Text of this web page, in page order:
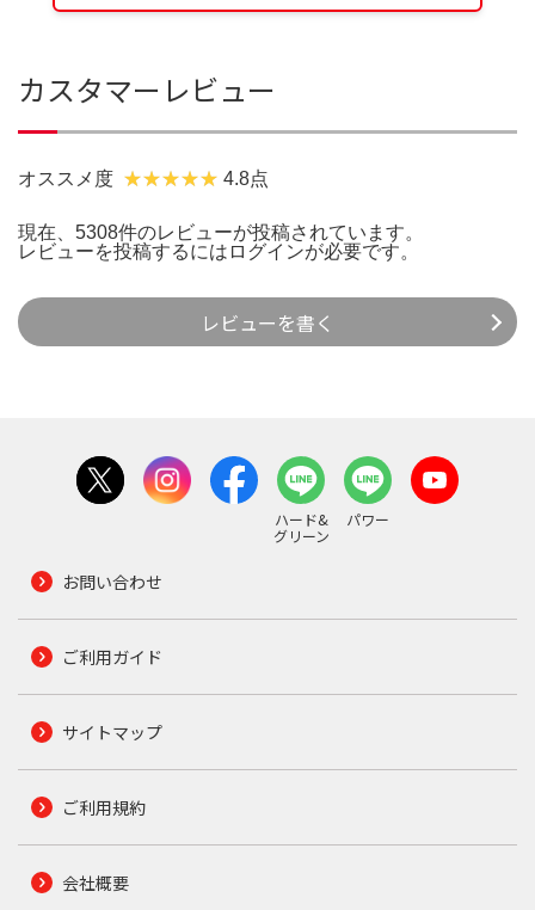
カスタマーレビュー
オススメ度 4.8点
現在、5308件のレビューが投稿されています。
レビューを投稿するには ログインが必要です。
レビューを書く
ハード&
グリーン
パワー
お問い合わせ
ご利用ガイド
サイトマップ
ご利用規約
会社概要